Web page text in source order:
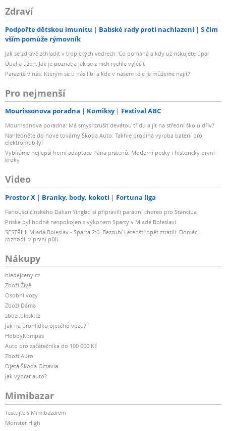
Zdraví
Podpořte dětskou imunitu Babské rady proti nachlazení
S čím
vším pomůže rýmovník
Jak se zdravě zchladit v tropických vedrech: Co pomáhá a kdy už riskujete úpal
Úpal a úžeh: Jak je poznat a jak se z nich rychle vyléčit
Parazité v nás: Kterým se u nás líbí a kde v našem těle je můžeme najít?
Pro nejmenší
Mourissonova poradna Komiksy Festival ABC
Mourrisonova poradna: Má smysl zrušit devátou třídu a jít na střední školu dřív?
Nahlédněte do nové továrny Škoda Auto: Takhle probíhá výroba baterií pro
elektromobily!
Vybíráme nejlepší herní adaptace Pána prstenů. Moderní pecky i historicky první
kroky
Video
Prostor X Branky, body, kokoti Fortuna liga
Fanoušci čínského Dalian Yingbo si připravili parádní choreo pro Stanciua
Priske byl hodně nespokojen s výkonem Sparty v Mladé Boleslavi
SESTŘIH: Mladá Boleslav - Sparta 2:0. Bezzubí Letenští opět ztratili. Domácí
rozhodli v první půli
Nákupy
hledejceny.cz
Zboží Živě
Osobní vozy
Zboží Dáma
zbozi.blesk.cz
Jak na prohlídku ojetého vozu?
HobbyKompas
Auto pro začátečníka do 100 000 Kč
Zboží Auto
Ojetá Škoda Octavia
Jak vybrat auto?
Mimibazar
Testujte s Mimibazarem
Monster High